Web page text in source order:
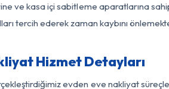
ve kasa içi sabitleme aparatlarına
tercih ederek zaman kaybını
Hizmet Detayları
evden eve nakliyat